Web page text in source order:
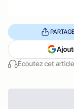
Écoutez cet article